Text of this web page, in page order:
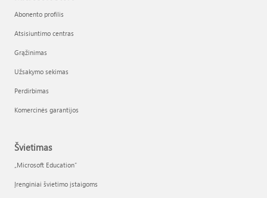
Abonento profilis
Atsisiuntimo centras
Grąžinimas
Užsakymo sekimas
Perdirbimas
Komercinės garantijos
Švietimas
„Microsoft Education“
Įrenginiai švietimo įstaigoms